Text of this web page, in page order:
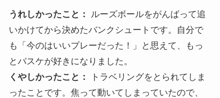
うれしかったこと：
ルーズボールをがんばって追
いかけてから決めたバンクシュートです。自分で
も「今のはいいプレーだった！」と思えて、もっ
とバスケが好きになりました。
くやしかったこと：
トラベリングをとられてしま
ったことです。焦って動いてしまっていたので、